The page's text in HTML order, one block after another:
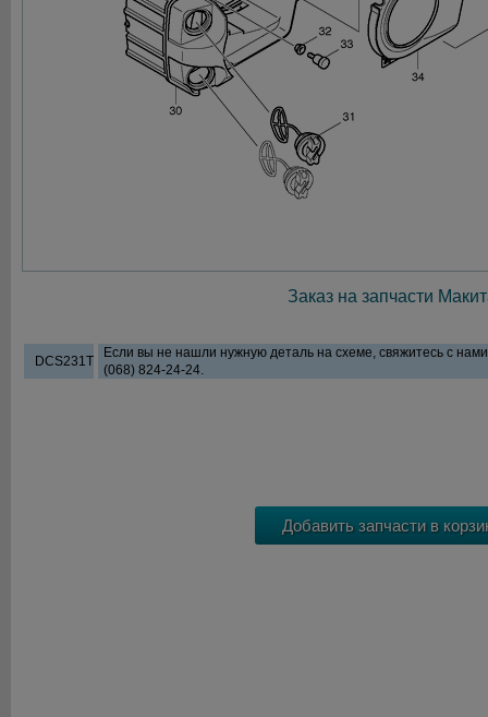
Заказ на запчасти
DCS231T
Если вы не нашли нужную деталь на схеме, свяжитесь с
(068) 824-24-24.